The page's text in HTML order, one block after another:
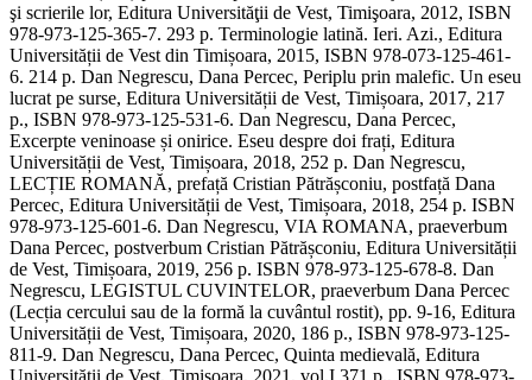
şi scrierile lor, Editura Universităţii de Vest, Timişoara, 2012, ISBN
978-973-125-365-7. 293 p. Terminologie latină. Ieri. Azi., Editura
Universității de Vest din Timișoara, 2015, ISBN 978-073-125-461-
6. 214 p. Dan Negrescu, Dana Percec, Periplu prin malefic. Un eseu
lucrat pe surse, Editura Universității de Vest, Timișoara, 2017, 217
p., ISBN 978-973-125-531-6. Dan Negrescu, Dana Percec,
Excerpte veninoase și onirice. Eseu despre doi frați, Editura
Universității de Vest, Timișoara, 2018, 252 p. Dan Negrescu,
LECȚIE ROMANĂ, prefață Cristian Pătrășconiu, postfață Dana
Percec, Editura Universității de Vest, Timișoara, 2018, 254 p. ISBN
978-973-125-601-6. Dan Negrescu, VIA ROMANA, praeverbum
Dana Percec, postverbum Cristian Pătrășconiu, Editura Universității
de Vest, Timișoara, 2019, 256 p. ISBN 978-973-125-678-8. Dan
Negrescu, LEGISTUL CUVINTELOR, praeverbum Dana Percec
(Lecția cercului sau de la formă la cuvântul rostit), pp. 9-16, Editura
Universității de Vest, Timișoara, 2020, 186 p., ISBN 978-973-125-
811-9. Dan Negrescu, Dana Percec, Quinta medievală, Editura